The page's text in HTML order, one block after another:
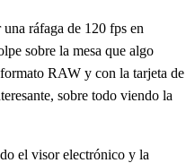
ráfaga de 120 fps en
sobre la mesa que algo
RAW y con la tarjeta de
sobre todo viendo la
el visor electrónico y la